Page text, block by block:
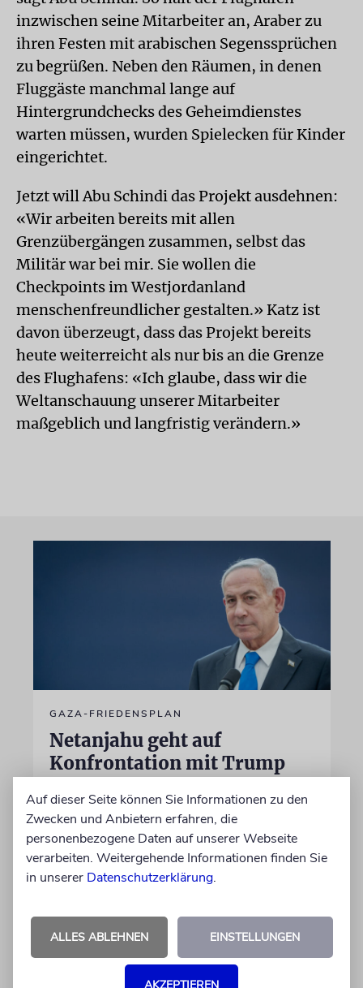
inzwischen seine Mitarbeiter an, Araber zu
ihren Festen mit arabischen Segenssprüchen
zu begrüßen. Neben den Räumen, in denen
Fluggäste manchmal lange auf
Hintergrundchecks des Geheimdienstes
warten müssen, wurden Spielecken für Kinder
eingerichtet.
Jetzt will Abu Schindi das Projekt ausdehnen:
«Wir arbeiten bereits mit allen
Grenzübergängen zusammen, selbst das
Militär war bei mir. Sie wollen die
Checkpoints im Westjordanland
menschenfreundlicher gestalten.» Katz ist
davon überzeugt, dass das Projekt bereits
heute weiterreicht als nur bis an die Grenze
des Flughafens: «Ich glaube, dass wir die
Weltanschauung unserer Mitarbeiter
maßgeblich und langfristig verändern.»
GAZA-FRIEDENSPLAN
Netanjahu geht auf
Konfrontation mit Trump
Premier Benjamin Netanjahu hat sich im
Zusammenhang mit dem Friedensplan für
Gaza offen gegen US-Präsident Trump und
dessen »Board of Peace« gestellt. Das könnte
auch am Wahlkampf liegen
09.08.2026
Auf dieser Seite können Sie Informationen zu den
Zwecken und Anbietern erfahren, die
personenbezogene Daten auf unserer Webseite
verarbeiten. Weitergehende Informationen finden Sie
in unserer Datenschutzerklärung.
ALLES ABLEHNEN EINSTELLUNGEN